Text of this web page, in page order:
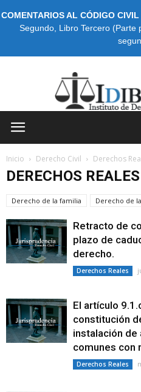
COMENTARIOS AL CÓDIGO
Segundo, Libro Tercero (Parte
Inicio Derecho Civil Derechos
DERECHOS REALES
Derecho de la familia Derecho de
Retracto de
plazo de
derecho.
Derechos Reales
El artículo
constitución
instalación
comunes con
Derechos Reales